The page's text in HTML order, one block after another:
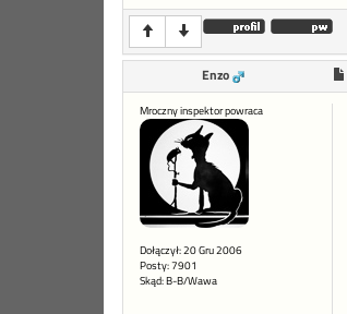
Enzo
Mroczny inspektor powraca
Dołączył: 20 Gru 2006
Posty: 7901
Skąd: B-B/Wawa